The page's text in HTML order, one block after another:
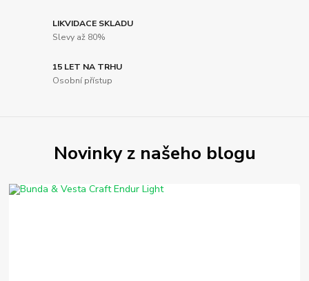
LIKVIDACE SKLADU
Slevy až 80%
15 LET NA TRHU
Osobní přístup
Novinky z našeho blogu